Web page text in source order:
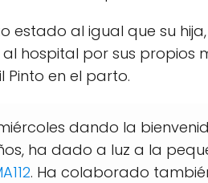
estado al igual que su
hospital por sus propios
Pinto en el parto.
dando la
ha dado a luz a la
. Ha colaborado